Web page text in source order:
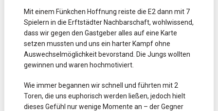
Mit einem Fünkchen Hoffnung reiste die E2 dann mit 7
Spielern in die Erftstädter Nachbarschaft, wohlwissend,
dass wir gegen den Gastgeber alles auf eine Karte
setzen mussten und uns ein harter Kampf ohne
Auswechselmöglichkeit bevorstand. Die Jungs wollten
gewinnen und waren hochmotiviert.
Wie immer begannen wir schnell und führten mit 2
Toren, die uns euphorisch werden ließen, jedoch hielt
dieses Gefühl nur wenige Momente an – der Gegner